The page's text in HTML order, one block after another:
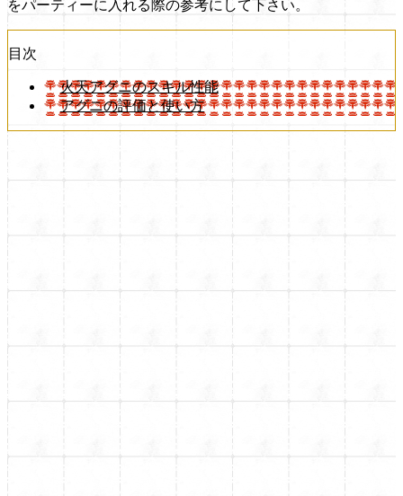
をパーティーに入れる際の参考にして下さい。
目次
火天アグニのスキル性能
アグニの評価と使い方